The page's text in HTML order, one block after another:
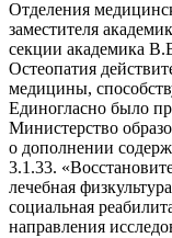
Отделения
заместителя
секции академика
Остеопатия
медицины,
Единогласно было
Министерство
о дополнении
3.1.33.
лечебная
социальная
направления